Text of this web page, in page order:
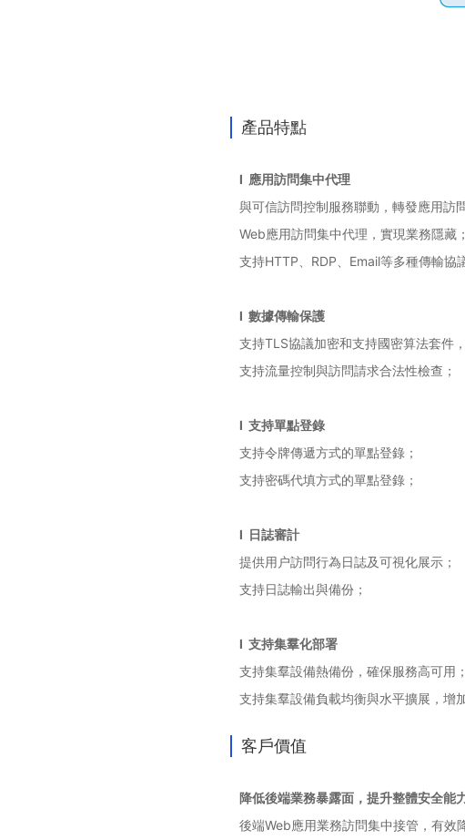
產品特點
l 應用訪問集中代理
與可信訪問控制服務聯動，轉發應用訪
Web應用訪問集中代理，實現業務隱藏；
支持HTTP、RDP、Email等多種傳輸協
l 數據傳輸保護
支持TLS協議加密和支持國密算法套件
支持流量控制與訪問請求合法性檢查；
l 支持單點登錄
支持令牌傳遞方式的單點登錄；
支持密碼代填方式的單點登錄；
l 日誌審計
提供用户訪問行為日誌及可視化展示；
支持日誌輸出與備份；
l 支持集羣化部署
支持集羣設備熱備份，確保服務高可用；
支持集羣設備負載均衡與水平擴展，增
客戶價值
降低後端業務暴露面，提升整體安全能
後端Web應用業務訪問集中接管，有效